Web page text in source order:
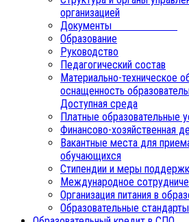
организацией
Документы
Образование
Руководство
Педагогический состав
Материально-техническое
оснащенность
Доступная среда
Платные образовательные
Финансово-хозяйственная
Вакантные места для
обучающихся
Стипендии и меры
Международное
Организация питания в
Образовательные